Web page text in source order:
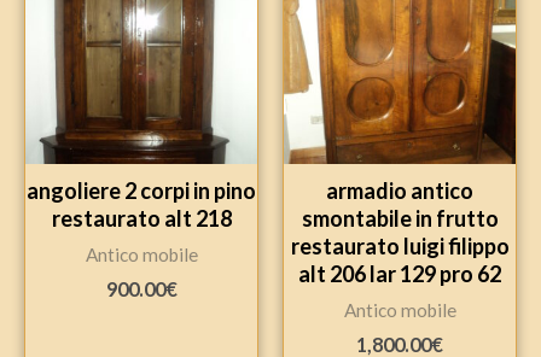
angoliere 2 corpi in pino
restaurato alt 218
Antico mobile
900.00€
armadio antico
smontabile in frutto
restaurato luigi filippo
alt 206 lar 129 pro 62
Antico mobile
1,800.00€